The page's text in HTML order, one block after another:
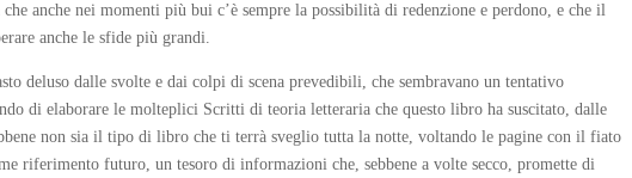
anche nei momenti più bui c’è sempre la possibilità di redenzione e perdono, e che il
anche le sfide più grandi.
deluso dalle svolte e dai colpi di scena prevedibili, che sembravano un tentativo
di elaborare le molteplici Scritti di teoria letteraria che questo libro ha suscitato, dalle
non sia il tipo di libro che ti terrà sveglio tutta la notte, voltando le pagine con il fiato
riferimento futuro, un tesoro di informazioni che, sebbene a volte secco, promette di